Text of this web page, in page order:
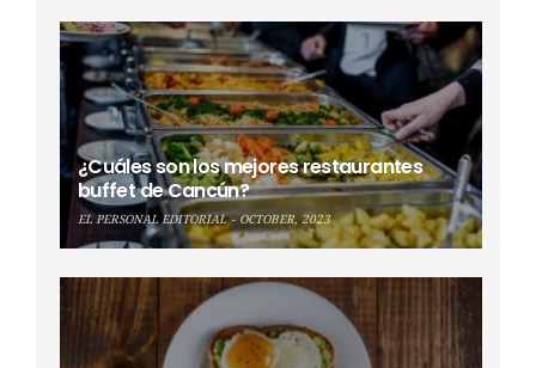
¿Cuáles son los mejores restaurantes
buffet de Cancún?
EL PERSONAL EDITORIAL OCTOBER, 2023